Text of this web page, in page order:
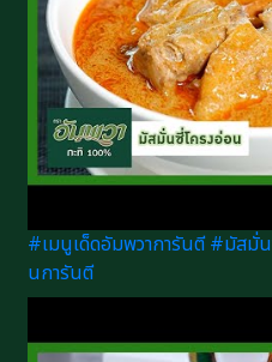
#เมนูเด็ดอัมพวาการันตี #มัสมั่
นการันตี